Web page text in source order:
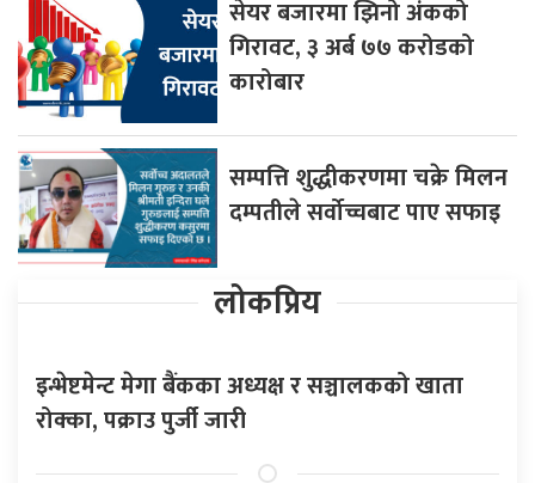
सेयर बजारमा झिनो अंकको
गिरावट, ३ अर्ब ७७ करोडको
कारोबार
सम्पत्ति शुद्धीकरणमा चक्रे मिलन
दम्पतीले सर्वोच्चबाट पाए सफाइ
लोकप्रिय
इन्भेष्टमेन्ट मेगा बैंकका अध्यक्ष र सञ्चालकको खाता
रोक्का, पक्राउ पुर्जी जारी